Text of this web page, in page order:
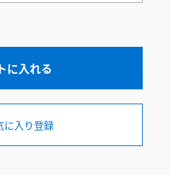
に入れる
に入り登録